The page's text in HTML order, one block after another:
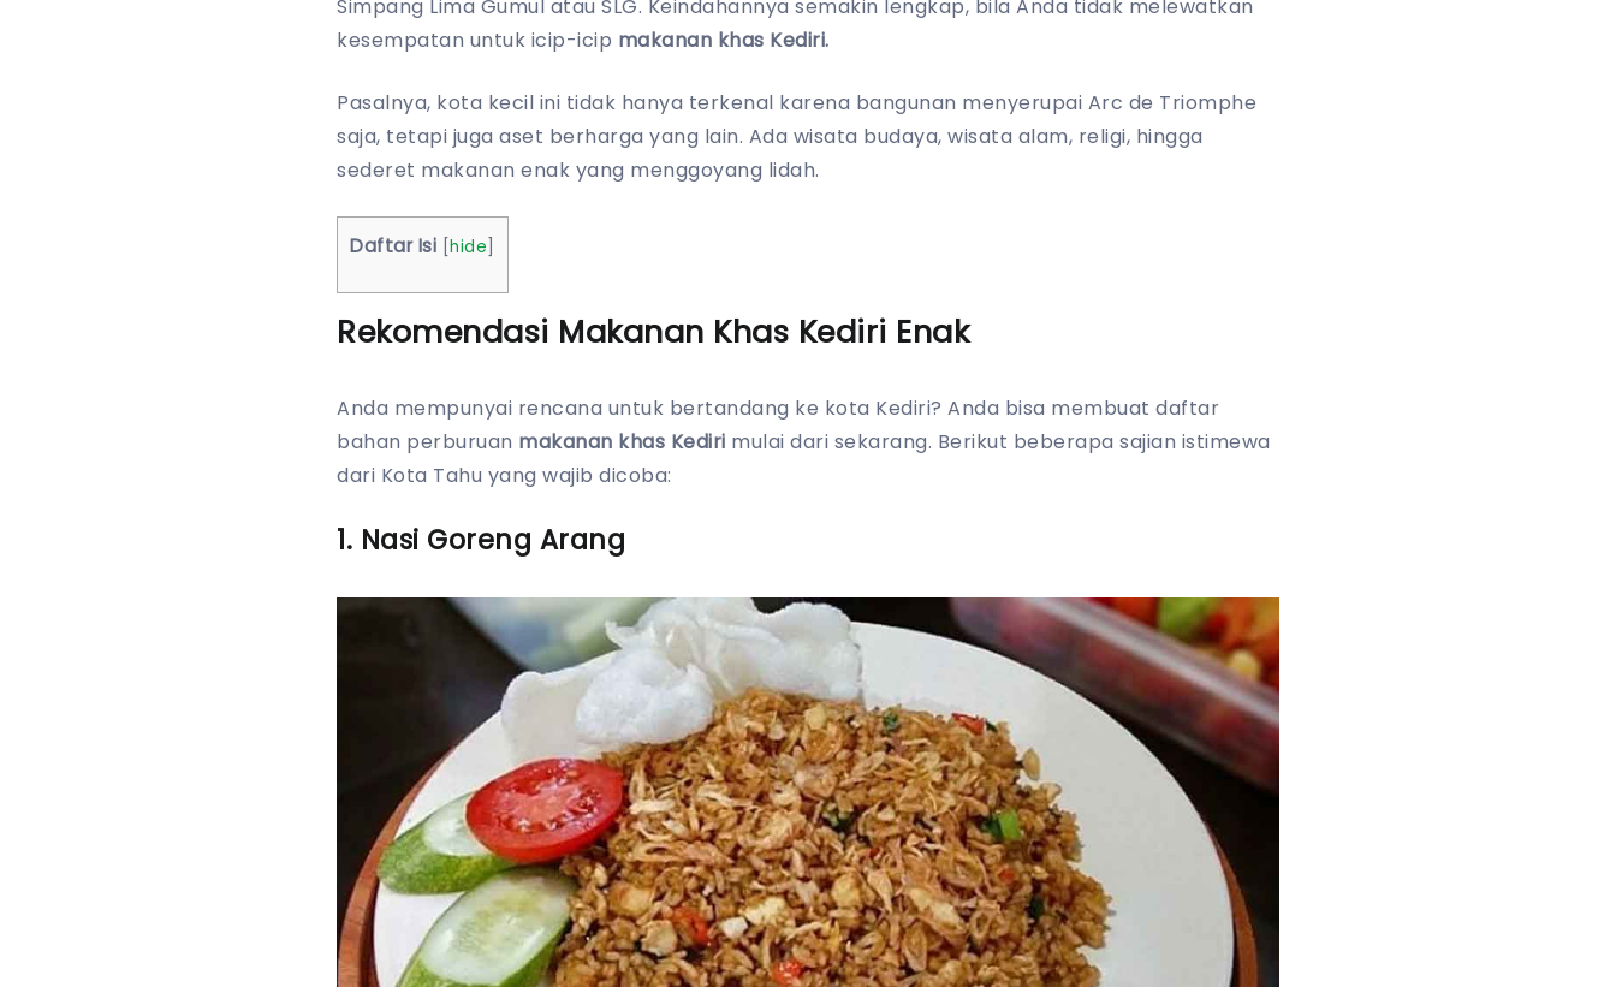
Simpang Lima Gumul atau SLG. Keindahannya semakin lengkap, bila Anda tidak melewatkan
kesempatan untuk icip-icip makanan khas Kediri.
Pasalnya, kota kecil ini tidak hanya terkenal karena bangunan menyerupai Arc de Triomphe
saja, tetapi juga aset berharga yang lain. Ada wisata budaya, wisata alam, religi, hingga
sederet makanan enak yang menggoyang lidah.
Daftar Isi [hide
Rekomendasi Makanan Khas Kediri Enak
Anda mempunyai rencana untuk bertandang ke kota Kediri? Anda bisa membuat daftar
bahan perburuan makanan khas Kediri mulai dari sekarang. Berikut beberapa sajian istimewa
dari Kota Tahu yang wajib dicoba:
1. Nasi Goreng Arang